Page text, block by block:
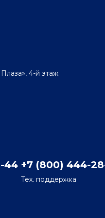
4-й этаж
44 +7 (800) 444-
Тех. поддержка